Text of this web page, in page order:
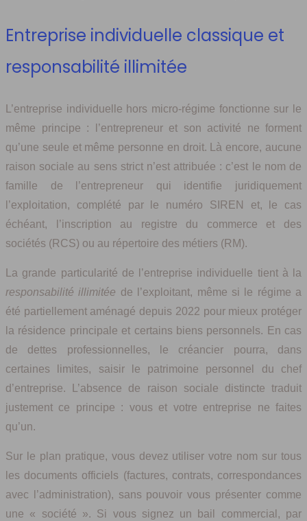
Entreprise individuelle classique et
responsabilité illimitée
L’entreprise individuelle hors micro-régime fonctionne sur le
même principe : l’entrepreneur et son activité ne forment
qu’une seule et même personne en droit. Là encore, aucune
raison sociale au sens strict n’est attribuée : c’est le nom de
famille de l’entrepreneur qui identifie juridiquement
l’exploitation, complété par le numéro SIREN et, le cas
échéant, l’inscription au registre du commerce et des
sociétés (RCS) ou au répertoire des métiers (RM).
La grande particularité de l’entreprise individuelle tient à la
responsabilité illimitée de l’exploitant, même si le régime a
été partiellement aménagé depuis 2022 pour mieux protéger
la résidence principale et certains biens personnels. En cas
de dettes professionnelles, le créancier pourra, dans
certaines limites, saisir le patrimoine personnel du chef
d’entreprise. L’absence de raison sociale distincte traduit
justement ce principe : vous et votre entreprise ne faites
qu’un.
Sur le plan pratique, vous devez utiliser votre nom sur tous
les documents officiels (factures, contrats, correspondances
avec l’administration), sans pouvoir vous présenter comme
une « société ». Si vous signez un bail commercial, par